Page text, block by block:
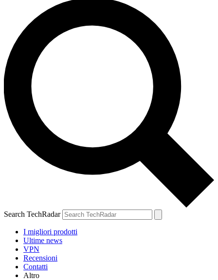
Search TechRadar
I migliori prodotti
Ultime news
VPN
Recensioni
Contatti
Altro